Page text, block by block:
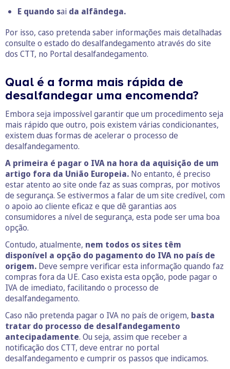
E quando sai da alfândega.
Por isso, caso pretenda saber informações mais detalhadas
consulte o estado do desalfandegamento através do site
dos CTT, no Portal desalfandegamento.
Qual é a forma mais rápida de
desalfandegar uma encomenda?
Embora seja impossível garantir que um procedimento seja
mais rápido que outro, pois existem várias condicionantes,
existem duas formas de acelerar o processo de
desalfandegamento.
A primeira é pagar o IVA na hora da aquisição de um
artigo fora da União Europeia. No entanto, é preciso
estar atento ao site onde faz as suas compras, por motivos
de segurança. Se estivermos a falar de um site credível, com
o apoio ao cliente eficaz e que dê garantias aos
consumidores a nível de segurança, esta pode ser uma boa
opção.
Contudo, atualmente, nem todos os sites têm
disponível a opção do pagamento do IVA no país de
origem. Deve sempre verificar esta informação quando faz
compras fora da UE. Caso exista esta opção, pode pagar o
IVA de imediato, facilitando o processo de
desalfandegamento.
Caso não pretenda pagar o IVA no país de origem, basta
tratar do processo de desalfandegamento
antecipadamente. Ou seja, assim que receber a
notificação dos CTT, deve entrar no portal
desalfandegamento e cumprir os passos que indicamos.